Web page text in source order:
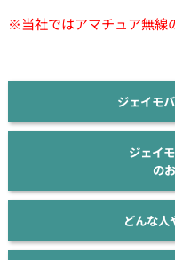
※当社ではアマチュア無線
ジェイモ
ジェイ
の
どんな人